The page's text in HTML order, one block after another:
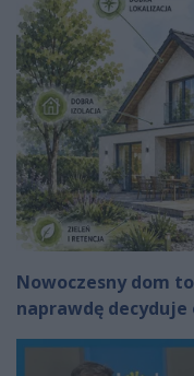
Nowoczesny dom
naprawdę decyduje